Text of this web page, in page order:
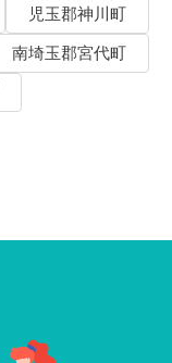
児玉郡神川町
南埼玉郡宮代町